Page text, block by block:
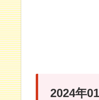
2024年